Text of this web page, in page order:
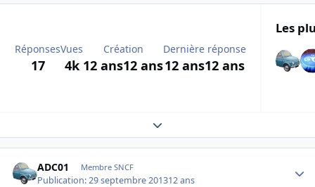
Réponses
17
Vues
4k
Création
12 ans12 ans
Dernière réponse
12 ans12 ans
Les
Expand topic overview
ADC01 Membre SNCF
Publication:29 septembre 201312 ans